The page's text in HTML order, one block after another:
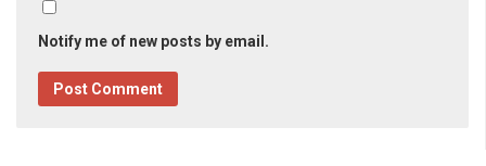
Notify me of new posts by email.